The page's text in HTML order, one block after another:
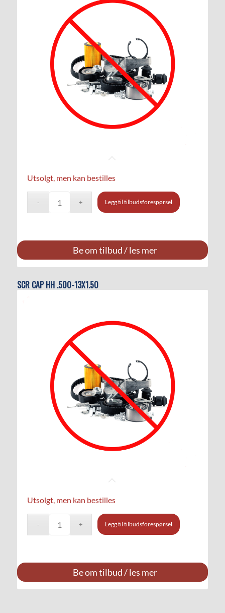
Utsolgt, men kan bestilles
Legg til tilbudsforespørsel
Be om tilbud / les mer
SCR CAP HH .500-13X1.50
Utsolgt, men kan bestilles
Legg til tilbudsforespørsel
Be om tilbud / les mer